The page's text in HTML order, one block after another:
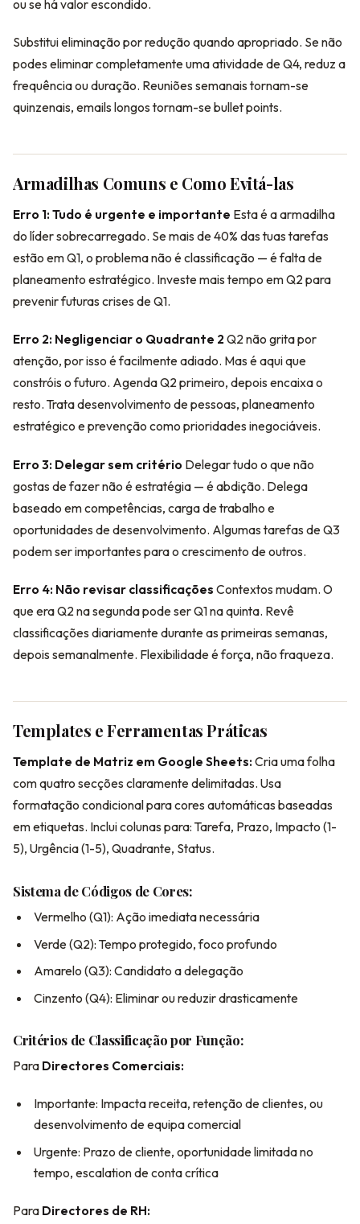
ou se há valor escondido.
Substitui eliminação por redução quando apropriado. Se não
podes eliminar completamente uma atividade de Q4, reduz a
frequência ou duração. Reuniões semanais tornam-se
quinzenais, emails longos tornam-se bullet points.
Armadilhas Comuns e Como Evitá-las
Erro 1: Tudo é urgente e importante Esta é a armadilha
do líder sobrecarregado. Se mais de 40% das tuas tarefas
estão em Q1, o problema não é classificação — é falta de
planeamento estratégico. Investe mais tempo em Q2 para
prevenir futuras crises de Q1.
Erro 2: Negligenciar o Quadrante 2 Q2 não grita por
atenção, por isso é facilmente adiado. Mas é aqui que
constróis o futuro. Agenda Q2 primeiro, depois encaixa o
resto. Trata desenvolvimento de pessoas, planeamento
estratégico e prevenção como prioridades inegociáveis.
Erro 3: Delegar sem critério Delegar tudo o que não
gostas de fazer não é estratégia — é abdição. Delega
baseado em competências, carga de trabalho e
oportunidades de desenvolvimento. Algumas tarefas de Q3
podem ser importantes para o crescimento de outros.
Erro 4: Não revisar classificações Contextos mudam. O
que era Q2 na segunda pode ser Q1 na quinta. Revê
classificações diariamente durante as primeiras semanas,
depois semanalmente. Flexibilidade é força, não fraqueza.
Templates e Ferramentas Práticas
Template de Matriz em Google Sheets: Cria uma folha
com quatro secções claramente delimitadas. Usa
formatação condicional para cores automáticas baseadas
em etiquetas. Inclui colunas para: Tarefa, Prazo, Impacto (1-
5), Urgência (1-5), Quadrante, Status.
Sistema de Códigos de Cores:
Vermelho (Q1): Ação imediata necessária
Verde (Q2): Tempo protegido, foco profundo
Amarelo (Q3): Candidato a delegação
Cinzento (Q4): Eliminar ou reduzir drasticamente
Critérios de Classificação por Função:
Para Directores Comerciais:
Importante: Impacta receita, retenção de clientes, ou
desenvolvimento de equipa comercial
Urgente: Prazo de cliente, oportunidade limitada no
tempo, escalation de conta crítica
Para Directores de RH: